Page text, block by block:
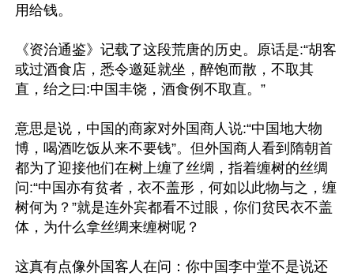
用给钱。
《资治通鉴》记载了这段荒唐的历史。原话是:“胡客
或过酒食店，悉令邀延就坐，醉饱而散，不取其
直，绐之曰:中国丰饶，酒食例不取直。”
意思是说，中国的商家对外国商人说:“中国地大物
博，喝酒吃饭从来不要钱”。但外国商人看到隋朝首
都为了迎接他们在树上缠了丝绸，指着缠树的丝绸
问:“中国亦有贫者，衣不盖形，何如以此物与之，缠
树何为？”就是连外宾都看不过眼，你们贫民衣不盖
体，为什么拿丝绸来缠树呢？
这真有点像外国客人在问：你中国李中堂不是说还